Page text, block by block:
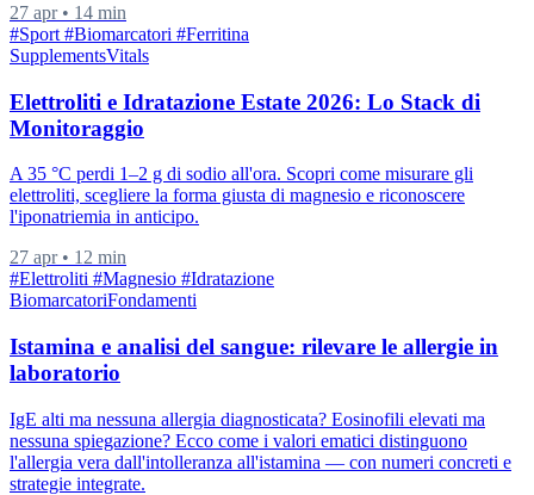
27 apr • 14 min
#Sport #Biomarcatori #Ferritina
SupplementsVitals
Elettroliti e Idratazione Estate 2026: Lo Stack di
Monitoraggio
A 35 °C perdi 1–2 g di sodio all'ora. Scopri come misurare gli
elettroliti, scegliere la forma giusta di magnesio e riconoscere
l'iponatriemia in anticipo.
27 apr • 12 min
#Elettroliti #Magnesio #Idratazione
BiomarcatoriFondamenti
Istamina e analisi del sangue: rilevare le allergie in
laboratorio
IgE alti ma nessuna allergia diagnosticata? Eosinofili elevati ma
nessuna spiegazione? Ecco come i valori ematici distinguono
l'allergia vera dall'intolleranza all'istamina — con numeri concreti e
strategie integrate.